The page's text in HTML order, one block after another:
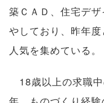
築ＣＡＤ、住宅デ
やしており、昨年度
人気を集めている。
18歳以上の求職